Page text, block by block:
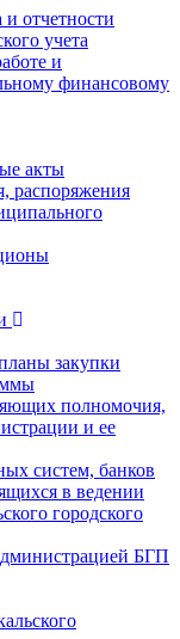
отчетности
учета
и
финансовому
акты
распоряжения
закупки
полномочия,
и ее
систем, банков
в ведении
городского
БГП